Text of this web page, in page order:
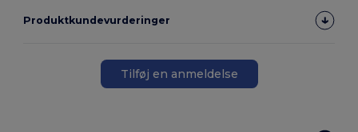
Produktkundevurderinger
Tilføj en anmeldelse